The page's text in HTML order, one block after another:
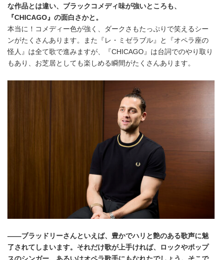
な作品とは違い、ブラックコメディ味が強いところも、
『CHICAGO』の面白さかと。
本当に！コメディー色が強く、ダークさもたっぷりで笑えるシー
ンがたくさんあります。また『レ・ミゼラブル』と『オペラ座の
怪人』は全て歌で進みますが、『CHICAGO』は台詞でのやり取り
もあり、お芝居としても楽しめる瞬間がたくさんあります。
――ブラッドリーさんといえば、豊かでハリと艶のある歌声に魅
了されてしまいます。それだけ歌が上手ければ、ロックやポップ